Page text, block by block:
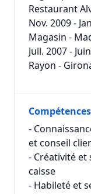
Restaurant
Nov. 2009 -
Magasin -
Juil. 2007 -
Rayon -
Compétences
-
et conseil
- Créativité et
caisse
- Habileté et